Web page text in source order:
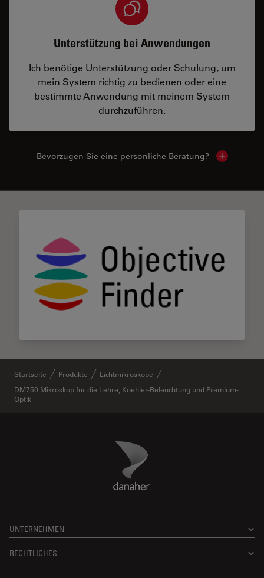
Unterstützung bei Anwendungen
Ich benötige Unterstützung oder Schulung, um
mein System richtig zu bedienen oder eine
bestimmte Anwendung mit meinem System
durchzuführen.
Bevorzugen Sie eine persönliche Beratung? Show
Startseite Produkte
Lichtmikroskope
DM750 Mikroskop für die Lehre, Koehler-Beleuchtung und Premium-
Optik
Danaher Logo
UNTERNEHMEN
RECHTLICHES